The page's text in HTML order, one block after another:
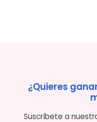
¿Quieres
Suscríbete a